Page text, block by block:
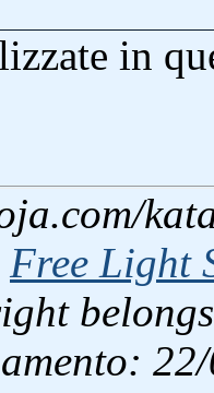
in
Free Light